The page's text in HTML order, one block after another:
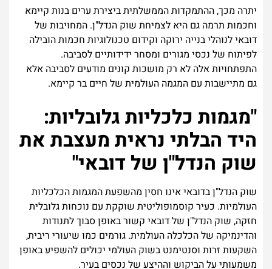
יתרה מכך, ההתמקדות הממשלתית ביצירת ערים בנות קיימא
וחכמות תרמה גם היא לצמיחת שוק הנדל"ן. המחויבות של
דובאי לנוהלי בנייה ירוקה וקידום טכנולוגיות חכמות הובילה
לפיתוח של נכסי מגורים ומסחר ידידותיים לסביבה.
התפתחויות אלה לא רק מושכות קונים מודעים לסביבה אלא
גם מתיישבות עם המגמה העולמית של חיים בר קיימא.
"מגמות כלכליות גלובליות:
היד הבלתי נראית מעצבת את
שוק הנדל"ן של דובאי"
שוק הנדל"ן בדובאי אינו חסין מהשפעת המגמות הכלכליות
העולמיות. כעיר קוסמופוליטית שוקקת עם נוכחות גלובלית
חזקה, שוק הנדל"ן של דובאי קשור באופן סבוך לתנודות
והדינמיקה של הכלכלה העולמית. גורמים כמו שיעורי ריבית,
השקעות זרות וסנטימנט בשוק העולמי יכולים להשפיע באופן
משמעותי על הביקוש וההיצע של נכסים בעיר.